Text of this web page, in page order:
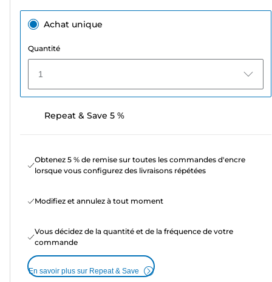
Achat unique
Quantité
1
Repeat & Save 5 %
Obtenez 5 % de remise sur toutes les commandes d'encre
lorsque vous configurez des livraisons répétées
Modifiez et annulez à tout moment
Vous décidez de la quantité et de la fréquence de votre
commande
En savoir plus sur Repeat & Save